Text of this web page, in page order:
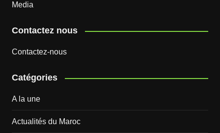
Media
Contactez nous
Contactez-nous
Catégories
A la une
Actualités du Maroc